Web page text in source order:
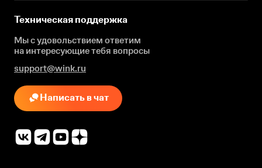
Техническая поддержка
Мы с удовольствием ответим
на интересующиетебя вопросы
support@wink.ru
Написать в чат